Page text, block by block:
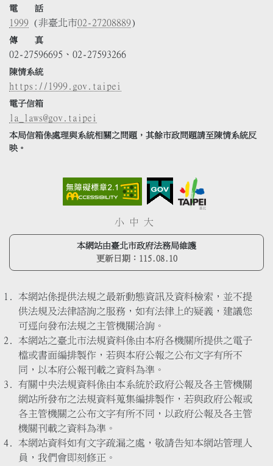
電 話
1999 (非臺北市02-27208889)
傳 真
02-27596695、02-27593266
陳情系統
https://1999.gov.taipei
電子信箱
la_laws@gov.taipei
本局信箱係處理與系統相關之問題，其餘市政問題請至陳情系統反
映。
小 中 大
本網站由臺北市政府法務局維護
更新日期： 115.08.10
本網站係提供法規之最新動態資訊及資料檢索，並不提
供法規及法律諮詢之服務，如有法律上的疑義，建議您
可逕向發布法規之主管機關洽詢。
本網站之臺北市法規資料係由本府各機關所提供之電子
檔或書面編排製作，若與本府公報之公布文字有所不
同，以本府公報刊載之資料為準。
有關中央法規資料係由本系統於政府公報及各主管機關
網站所發布之法規資料蒐集編排製作，若與政府公報或
各主管機關之公布文字有所不同，以政府公報及各主管
機關刊載之資料為準。
本網站資料如有文字疏漏之處，敬請告知本網站管理人
員，我們會即刻修正。